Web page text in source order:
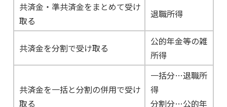
共済金・準共済金をまとめて受け
取る
退職所得
共済金を分割で受け取る
公的年金等の雑
所得
共済金を一括と分割の併用で受け
取る
一括分…退職所
得
分割分…公的年